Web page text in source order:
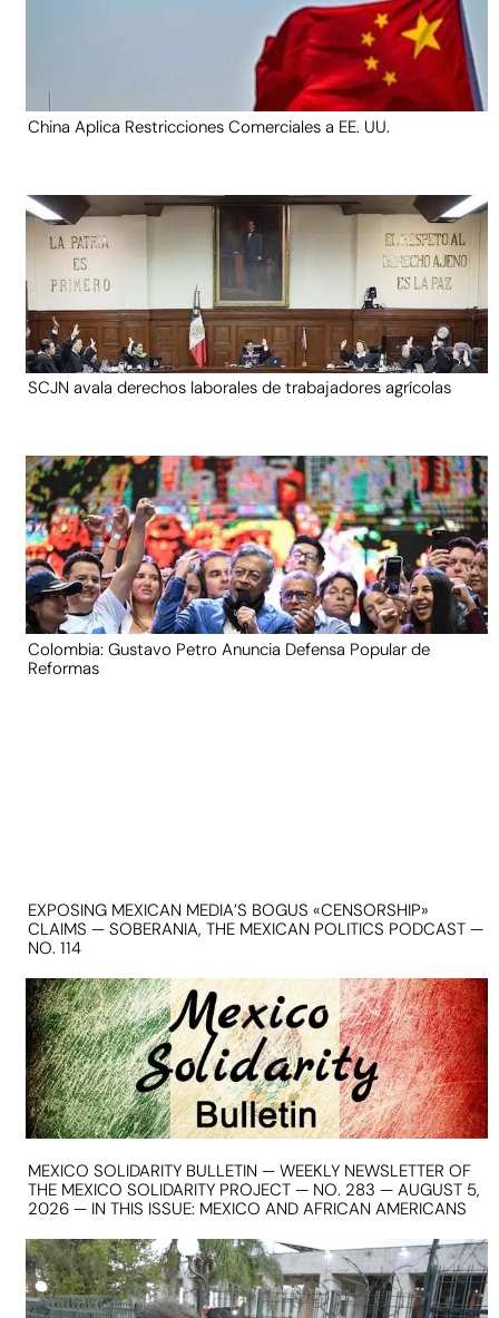
China Aplica Restricciones Comerciales a EE. UU.
SCJN avala derechos laborales de trabajadores agrícolas
Colombia: Gustavo Petro Anuncia Defensa Popular de
Reformas
EXPOSING MEXICAN MEDIA’S BOGUS «CENSORSHIP»
CLAIMS — SOBERANIA, THE MEXICAN POLITICS PODCAST —
NO. 114
MEXICO SOLIDARITY BULLETIN — WEEKLY NEWSLETTER OF
THE MEXICO SOLIDARITY PROJECT — NO. 283 — AUGUST 5,
2026 — IN THIS ISSUE: MEXICO AND AFRICAN AMERICANS